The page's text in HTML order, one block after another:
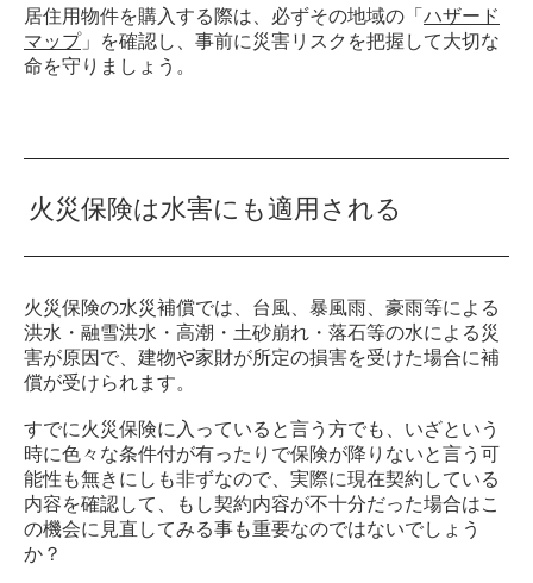
居住用物件を購入する際は、必ずその地域の「 ハザード
マップ」を確認し、事前に災害リスクを把握して大切な
命を守りましょう。
火災保険は水害にも適用される
火災保険の水災補償では、台風、暴風雨、豪雨等による
洪水・融雪洪水・高潮・土砂崩れ・落石等の水による災
害が原因で、建物や家財が所定の損害を受けた場合に補
償が受けられます。
すでに火災保険に入っていると言う方でも、いざという
時に色々な条件付が有ったりで保険が降りないと言う可
能性も無きにしも非ずなので、実際に現在契約している
内容を確認して、もし契約内容が不十分だった場合はこ
の機会に見直してみる事も重要なのではないでしょう
か？